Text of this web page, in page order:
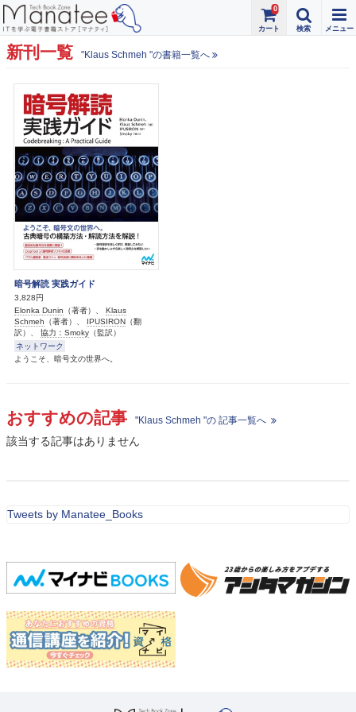
0
新刊一覧 "Klaus Schmeh "の書籍一覧へ
暗号解読 実践ガイド
3,828円
Elonka Dunin （著者）、 Klaus
Schmeh （著者）、 IPUSIRON （翻
訳）、 協力：Smoky （監訳）
ネットワーク
ようこそ、暗号文の世界へ。
おすすめの記事 "Klaus Schmeh "の 記事一覧へ
該当する記事はありません
Tweets by Manatee_Books